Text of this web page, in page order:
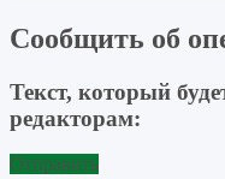
Сообщить об
Текст, который
редакторам:
Отправить